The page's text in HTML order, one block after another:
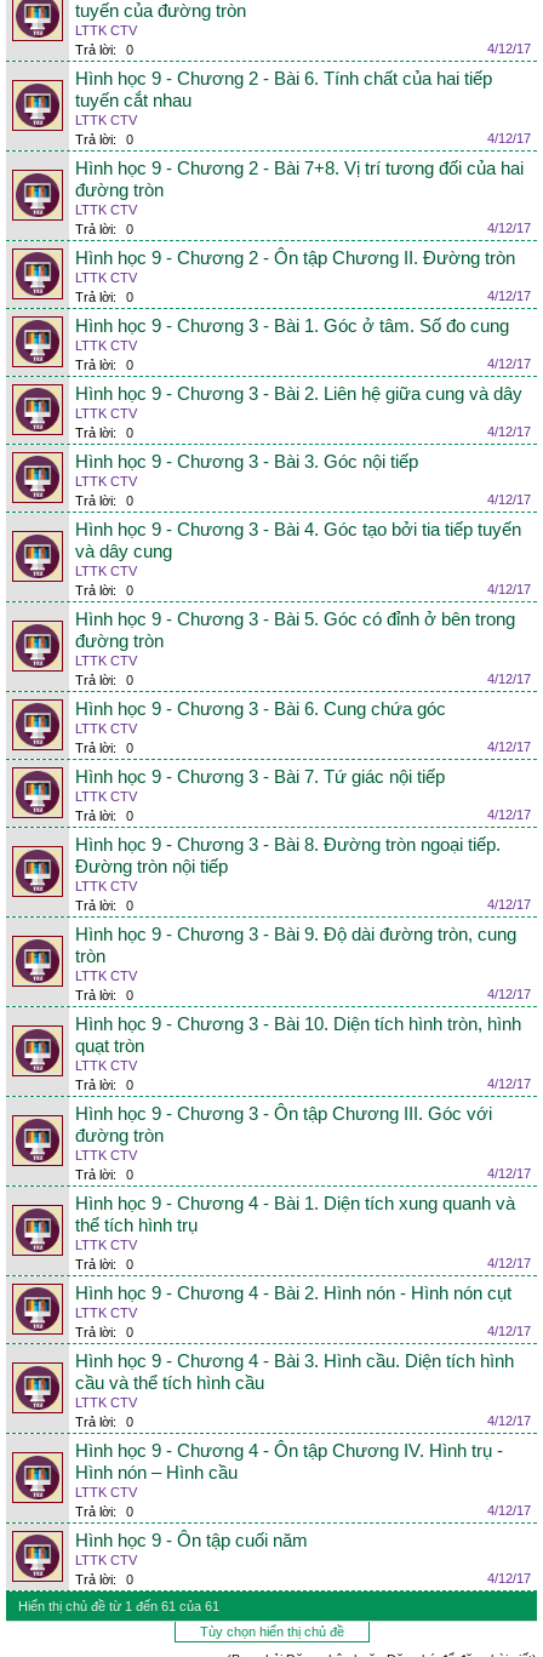
tuyến của đường tròn
LTTK CTV
Trả lời:
0 4/12/17
Hình học 9 - Chương 2 - Bài 6. Tính chất của hai tiếp
tuyến cắt nhau
LTTK CTV
Trả lời:
0 4/12/17
Hình học 9 - Chương 2 - Bài 7+8. Vị trí tương đối của hai
đường tròn
LTTK CTV
Trả lời:
0 4/12/17
Hình học 9 - Chương 2 - Ôn tập Chương II. Đường tròn
LTTK CTV
Trả lời:
0 4/12/17
Hình học 9 - Chương 3 - Bài 1. Góc ở tâm. Số đo cung
LTTK CTV
Trả lời:
0 4/12/17
Hình học 9 - Chương 3 - Bài 2. Liên hệ giữa cung và dây
LTTK CTV
Trả lời:
0 4/12/17
Hình học 9 - Chương 3 - Bài 3. Góc nội tiếp
LTTK CTV
Trả lời:
0 4/12/17
Hình học 9 - Chương 3 - Bài 4. Góc tạo bởi tia tiếp tuyến
và dây cung
LTTK CTV
Trả lời:
0 4/12/17
Hình học 9 - Chương 3 - Bài 5. Góc có đỉnh ở bên trong
đường tròn
LTTK CTV
Trả lời:
0 4/12/17
Hình học 9 - Chương 3 - Bài 6. Cung chứa góc
LTTK CTV
Trả lời:
0 4/12/17
Hình học 9 - Chương 3 - Bài 7. Tứ giác nội tiếp
LTTK CTV
Trả lời:
0 4/12/17
Hình học 9 - Chương 3 - Bài 8. Đường tròn ngoại tiếp.
Đường tròn nội tiếp
LTTK CTV
Trả lời:
0 4/12/17
Hình học 9 - Chương 3 - Bài 9. Độ dài đường tròn, cung
tròn
LTTK CTV
Trả lời:
0 4/12/17
Hình học 9 - Chương 3 - Bài 10. Diện tích hình tròn, hình
quạt tròn
LTTK CTV
Trả lời:
0 4/12/17
Hình học 9 - Chương 3 - Ôn tập Chương III. Góc với
đường tròn
LTTK CTV
Trả lời:
0 4/12/17
Hình học 9 - Chương 4 - Bài 1. Diện tích xung quanh và
thể tích hình trụ
LTTK CTV
Trả lời:
0 4/12/17
Hình học 9 - Chương 4 - Bài 2. Hình nón - Hình nón cụt
LTTK CTV
Trả lời:
0 4/12/17
Hình học 9 - Chương 4 - Bài 3. Hình cầu. Diện tích hình
cầu và thể tích hình cầu
LTTK CTV
Trả lời:
0 4/12/17
Hình học 9 - Chương 4 - Ôn tập Chương IV. Hình trụ -
Hình nón – Hình cầu
LTTK CTV
Trả lời:
0 4/12/17
Hình học 9 - Ôn tập cuối năm
LTTK CTV
Trả lời:
0
4/12/17
Hiển thị chủ đề từ 1 đến 61 của 61
Tùy chọn hiển thị chủ đề